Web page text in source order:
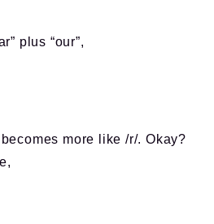
plus “our”,
more like /r/. Okay?